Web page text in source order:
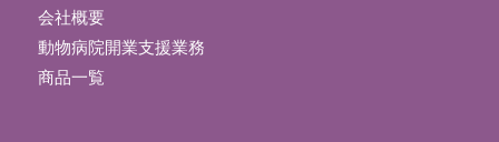
会社概要
動物病院開業支援業務
商品一覧